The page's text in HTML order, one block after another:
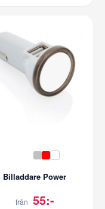
Billaddare Power
från 55:-